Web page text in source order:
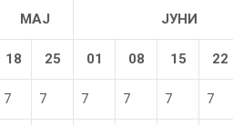
МАЈ ЈУНИ
18 25 01 08 15 22
7 7 7 7 7 7